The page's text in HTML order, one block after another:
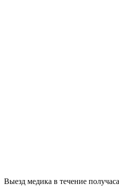
Выезд медика в течение получаса